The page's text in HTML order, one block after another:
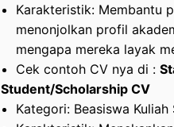
Karakteristik: Membantu
menonjolkan profil
mengapa mereka layak
Cek contoh CV nya di :
Student/Scholarship CV
Kategori: Beasiswa